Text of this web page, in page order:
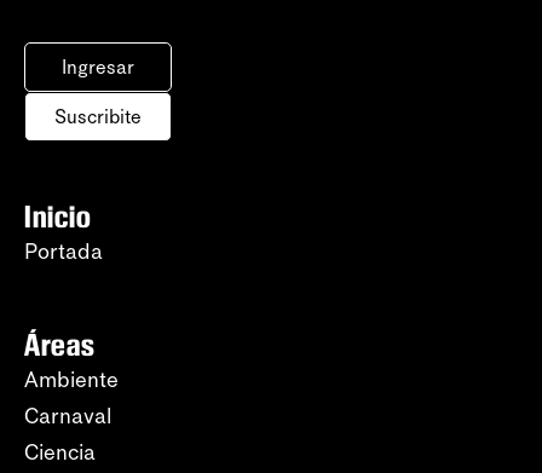
Ingresar
Suscribite
Inicio
Portada
Áreas
Ambiente
Carnaval
Ciencia